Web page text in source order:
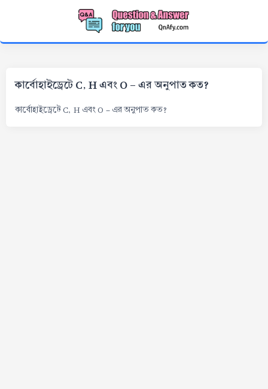
কার্বোহাইড্রেটে C, H এবং O - এর অনুপাত কত?
কার্বোহাইড্রেটে C, H এবং O - এর অনুপাত কত?